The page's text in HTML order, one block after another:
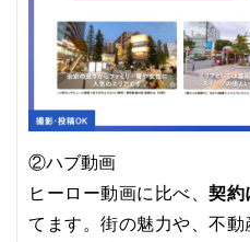
②ハブ動画
ヒーロー動画に比べ、契約
てます。街の魅力や、不